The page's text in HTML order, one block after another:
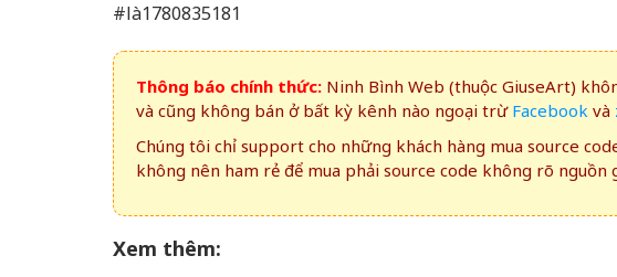
#là1780835181
Thông báo chính thức: Ninh Bình Web (thuộc GiuseArt)
và cũng không bán ở bất kỳ kênh nào ngoại trừ Facebook và
Chúng tôi chỉ support cho những khách hàng mua source
không nên ham rẻ để mua phải source code không rõ nguồn
Xem thêm: